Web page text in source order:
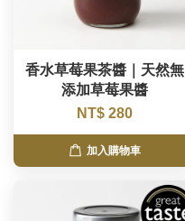
香水草莓果茶醬｜天然無
添加草莓果醬
NT$ 280
加入購物車